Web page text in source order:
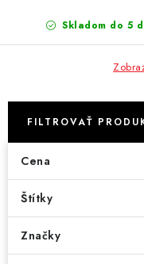
Skladom do 5
FILTROVAŤ
Cena
Štítky
Značky